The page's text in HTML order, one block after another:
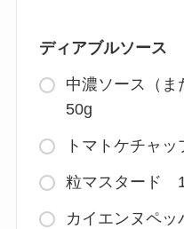
ディアブルソース
中濃ソース（ま
50g
トマトケチャ
粒マスタード
カイエンヌペ